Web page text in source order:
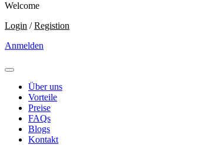
Welcome
Login /Registion
Anmelden
Über uns
Vorteile
Preise
FAQs
Blogs
Kontakt